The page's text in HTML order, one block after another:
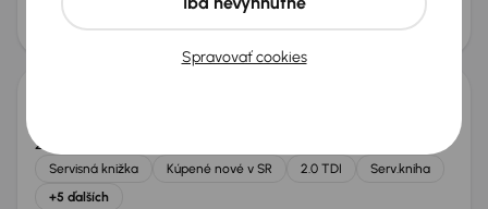
na mieru 41 000 €
2017
Servisná knižka Kúpené nové v SR 2.0 TDI
Serv.kniha
+5 ďalších
Spravovať cookies